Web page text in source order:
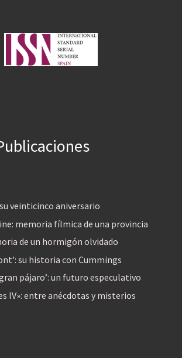
veinticinco aniversario
memoria fílmica de una provincia
de un hormigón olvidado
su historia con Cummings
pájaro’: un futuro especulativo
IV»: entre anécdotas y misterios